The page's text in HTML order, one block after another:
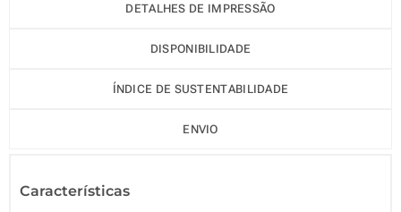
DETALHES DE IMPRESSÃO
DISPONIBILIDADE
ÍNDICE DE SUSTENTABILIDADE
ENVIO
Características